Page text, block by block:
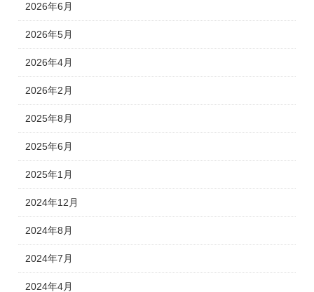
2026年6月
2026年5月
2026年4月
2026年2月
2025年8月
2025年6月
2025年1月
2024年12月
2024年8月
2024年7月
2024年4月